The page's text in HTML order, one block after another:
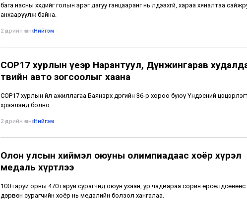
бага насны хүүхдийг голын эрэг дагуу ганцааранг нь үлдээхгүй, хараа хяналтаа
анхааруулж байна.
2 өдрийн өмнө•Нийгэм
COP17 хурлын үеэр Нарантуул, Дүнжингарав
төвийн авто зогсоолыг хаана
СОР17 хурлын үйл ажиллагаа Баянзүрх дүүргийн 36-р хороо буюу Үндэсний
хүрээлэнд болно.
2 өдрийн өмнө•Нийгэм
Олон улсын хиймэл оюуны олимпиадаас хоёр хүрэл
медаль хүртлээ
100 гаруй орны 470 гаруй сурагчид оюун ухаан, ур чадвараа сорин
дөрвөн сурагчийн хоёр нь медалийн болзол хангалаа.